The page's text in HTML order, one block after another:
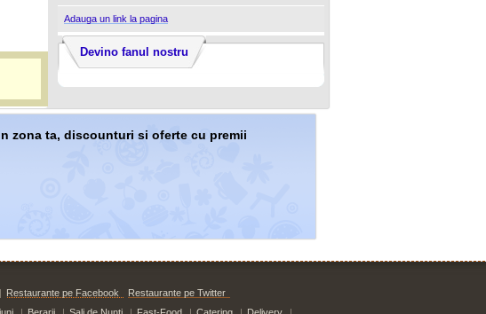
Adauga un link la pagina
Devino fanul nostru
zona ta, discounturi si oferte cu premii
| Restaurante pe Facebook
Restaurante pe Twitter